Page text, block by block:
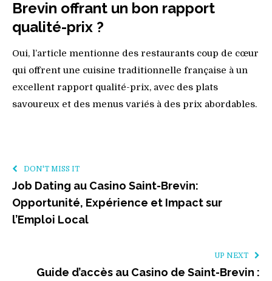
Brevin offrant un bon rapport
qualité-prix ?
Oui, l’article mentionne des restaurants coup de cœur
qui offrent une cuisine traditionnelle française à un
excellent rapport qualité-prix, avec des plats
savoureux et des menus variés à des prix abordables.
DON'T MISS IT
Job Dating au Casino Saint-Brevin:
Opportunité, Expérience et Impact sur
l’Emploi Local
UP NEXT
Guide d’accès au Casino de Saint-Brevin :